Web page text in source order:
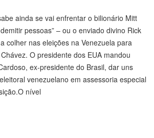
ainda se vai enfrentar o bilionário Mitt
pessoas” – ou o enviado divino Rick
colher nas eleições na Venezuela para
O presidente dos EUA mandou
ex-presidente do Brasil, dar uns
venezuelano em assessoria especial
nível